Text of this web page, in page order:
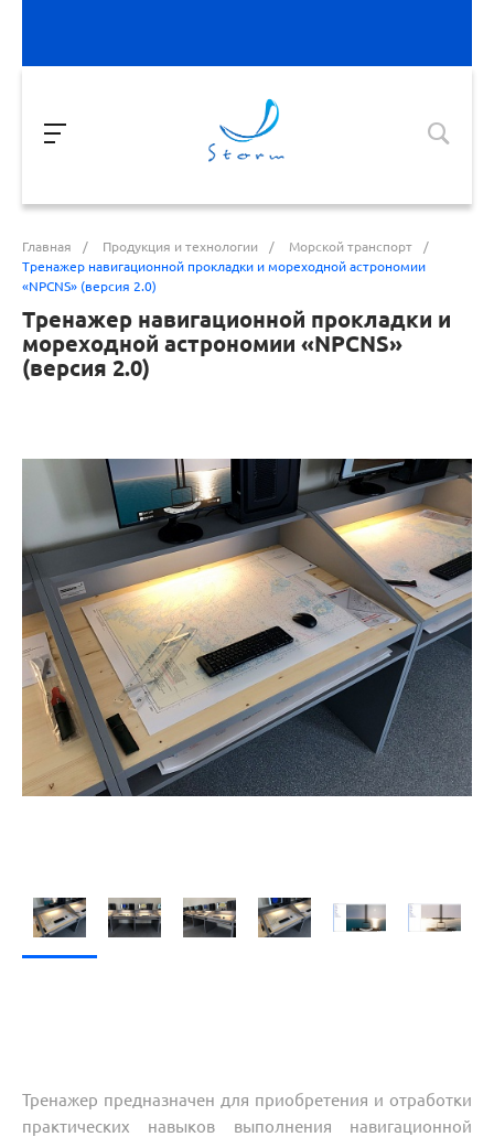
Главная / Продукция и технологии / Морской транспорт
/
Тренажер навигационной прокладки и мореходной астрономии
«NPCNS» (версия 2.0)
Тренажер навигационной прокладки и
мореходной астрономии «NPCNS»
(версия 2.0)
Тренажер предназначен для приобретения и отработки
практических навыков выполнения навигационной